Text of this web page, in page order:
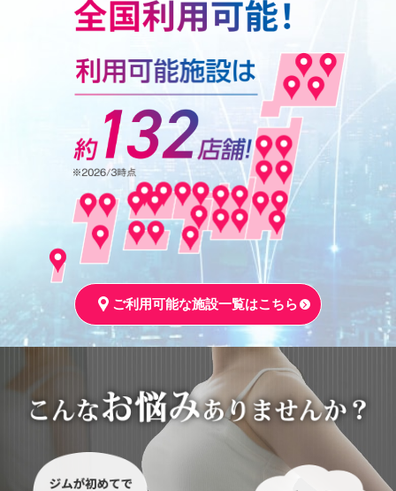
ご利用可能な施設一覧はこちら